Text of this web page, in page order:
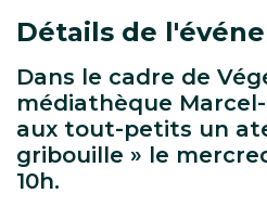
Détails de
Dans le cadre de
médiathèque
aux tout-petits un
gribouille » le
10h.